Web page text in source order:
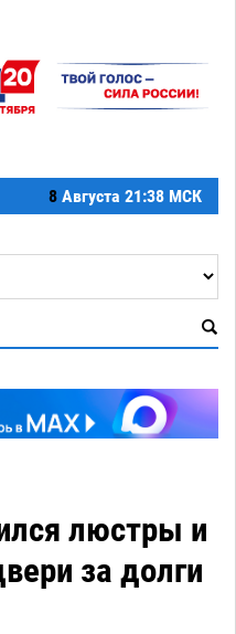
8 Августа 21:38 МСК
люстры и
за долги